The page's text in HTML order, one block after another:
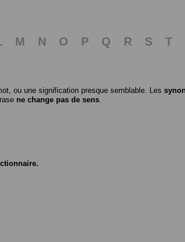
M N O P Q R S T
ou une signification presque semblable. Les
ne change pas de sens